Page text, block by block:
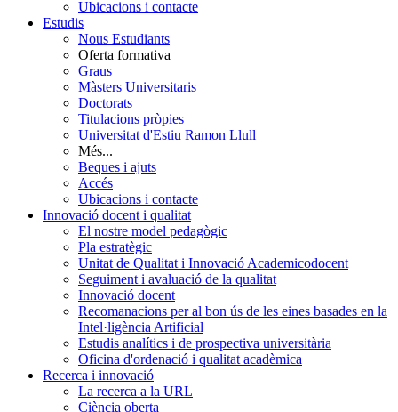
Ubicacions i contacte
Estudis
Nous Estudiants
Oferta formativa
Graus
Màsters Universitaris
Doctorats
Titulacions pròpies
Universitat d'Estiu Ramon Llull
Més...
Beques i ajuts
Accés
Ubicacions i contacte
Innovació docent i qualitat
El nostre model pedagògic
Pla estratègic
Unitat de Qualitat i Innovació Academicodocent
Seguiment i avaluació de la qualitat
Innovació docent
Recomanacions per al bon ús de les eines basades en la
Intel·ligència Artificial
Estudis analítics i de prospectiva universitària
Oficina d'ordenació i qualitat acadèmica
Recerca i innovació
La recerca a la URL
Ciència oberta